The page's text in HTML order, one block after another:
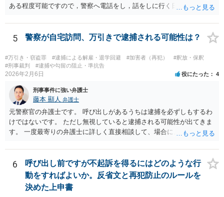
ある程度可能ですので，警察へ電話をし，話をしに行く日程の調整を
士に同行を依頼することも可能です。
5 警察が自宅訪問、万引きで逮捕される可能性は？
#万引き・窃盗罪 #逮捕による解雇・退学回避 #加害者（再犯）
#釈放・保釈
#刑事裁判
#逮捕や勾留の阻止・準抗告
2026年2月6日 役にたった 4
刑事事件に強い弁護士
藤本 顯人 弁護士
元警察官の弁護士です。 呼び出しがあるうちは逮捕を必ずしもするわ
けではないです。 ただし無視していると逮捕される可能性が出てきま
す。 一度最寄りの弁護士に詳しく直接相談して、場合によっては対応
6
呼び出し前ですが不起訴を得るにはどのような行
動をすればよいか。反省文と再犯防止のルールを
決めた上申書